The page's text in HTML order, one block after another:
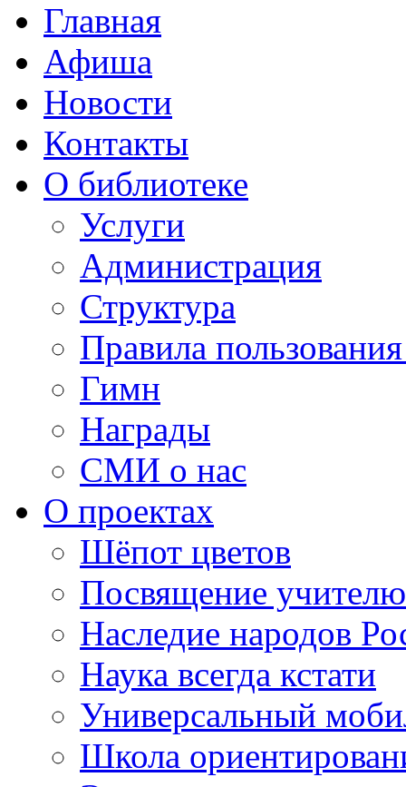
Главная
Афиша
Новости
Контакты
О библиотеке
Услуги
Администрация
Структура
Правила
Гимн
Награды
СМИ о нас
О проектах
Шёпот цветов
Посвящение учителю
Наследие народов
Наука всегда кстати
Универсальный
Школа